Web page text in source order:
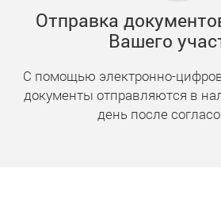
Отправка
Вашего
С помощью электронно-
документы отправляются в
день после